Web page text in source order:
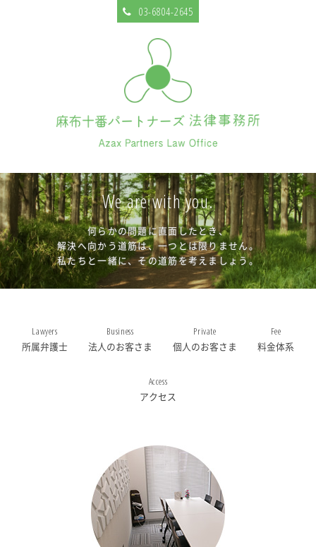
03-6804-2645
We are with you.
何らかの問題に直面したとき、
解決へ向かう道筋は、一つとは限りません。
私たちと一緒に、その道筋を考えましょう。
Lawyers
所属弁護士
Business
法人のお客さま
Private
個人のお客さま
Fee
料金体系
Access
アクセス